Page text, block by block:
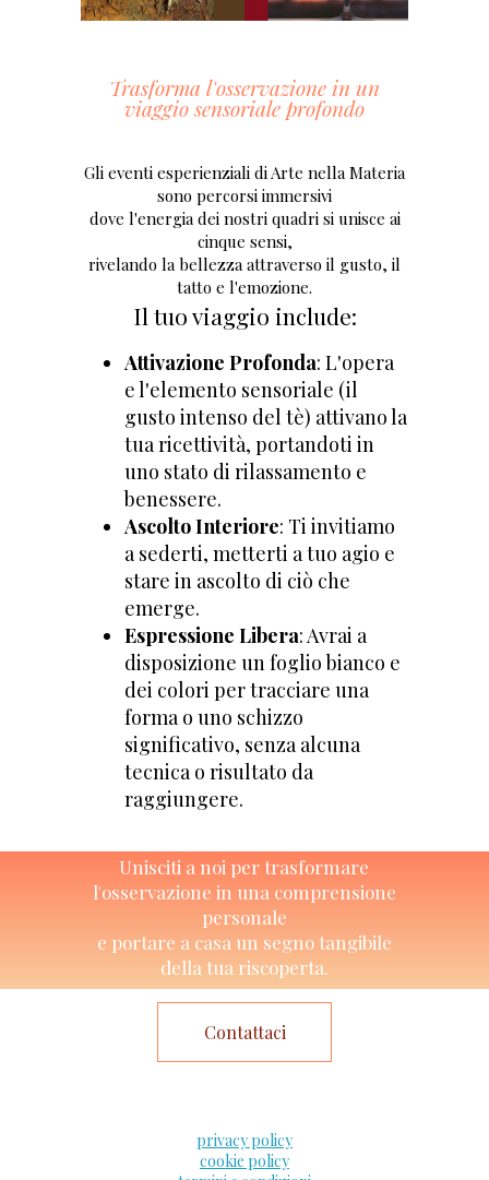
Trasforma l'osservazione in un
viaggio sensoriale profondo
Gli eventi esperienziali di Arte nella Materia
sono percorsi immersivi
dove l'energia dei nostri quadri si unisce ai
cinque sensi,
rivelando la bellezza attraverso il gusto, il
tatto e l'emozione.
Il tuo viaggio include:
Attivazione Profonda: L'opera
e l'elemento sensoriale (il
gusto intenso del tè) attivano la
tua ricettività, portandoti in
uno stato di rilassamento e
benessere.
Ascolto Interiore: Ti invitiamo
a sederti, metterti a tuo agio e
stare in ascolto di ciò che
emerge.
Espressione Libera: Avrai a
disposizione un foglio bianco e
dei colori per tracciare una
forma o uno schizzo
significativo, senza alcuna
tecnica o risultato da
raggiungere.
Unisciti a noi per trasformare
l'osservazione in una comprensione
personale
e portare a casa un segno tangibile
della tua riscoperta.
Contattaci
privacy policy
cookie policy